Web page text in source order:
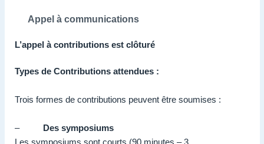
Appel à communications
L’appel à contributions est clôturé
Types de Contributions attendues :
Trois formes de contributions peuvent être soumises :
– Des symposiums
Les symposiums sont courts (90 minutes – 3